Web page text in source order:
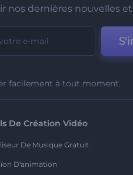
nos dernières nouvelles et
facilement à tout moment.
De Création Vidéo
De Musique Gratuit
D'animation